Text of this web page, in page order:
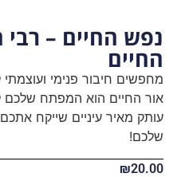
נפש החיים – רבי
החיים
מחפשים חיבור פנימי
אור החיים הוא המפתח שלכם
עותק מאיר עיניים שייקח
שלכם!
₪20.00